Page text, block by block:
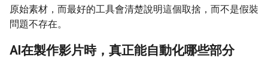
原始素材，而最好的工具會清楚說明這個取捨，而不是假裝
問題不存在。
AI在製作影片時，真正能自動化哪些部分